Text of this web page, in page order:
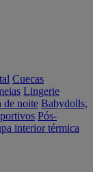
Cuecas
Lingerie
de noite Babydolls,
Pós-
interior térmica